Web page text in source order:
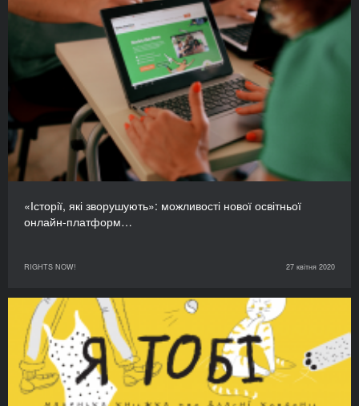
«Історії, які зворушують»: можливості нової освітньої
онлайн-платформ…
RIGHTS NOW! 27 квітня 2020